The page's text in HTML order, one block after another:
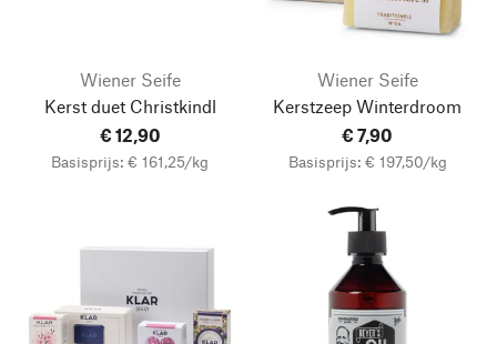
Wiener Seife
Kerst duet Christkindl
€ 12,90
Basisprijs: € 161,25/kg
Wiener Seife
Kerstzeep Winterdroom
€ 7,90
Basisprijs: € 197,50/kg